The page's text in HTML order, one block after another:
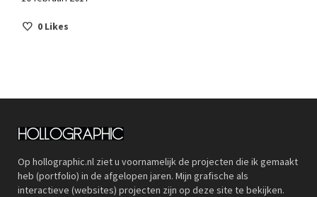
0 Likes
Op hollographic.nl ziet u voornamelijk de projecten die ik gemaakt
heb (portfolio) in de afgelopen jaren. Mijn grafische als
interactieve (websites) projecten zijn op deze site te bekijken.